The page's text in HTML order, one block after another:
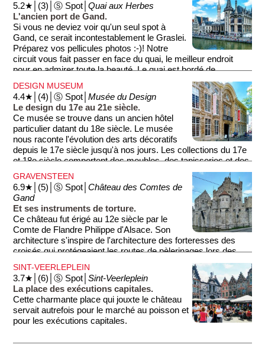
5.2★│(3)│Ⓢ Spot│Quai aux Herbes
L'ancien port de Gand.
Si vous ne deviez voir qu'un seul spot à
Gand, ce serait incontestablement le Graslei.
Préparez vos pellicules photos :-)! Notre
circuit vous fait passer en face du quai, le meilleur endroit
pour en admirer toute la beauté. Le quai est bordé de
ravissantes maisons du 12e au 17e siècle. C'est en fait ici
que se trouvait le port de Gand au Moyen-Âge.
DESIGN MUSEUM
4.4★│(4)│Ⓢ Spot│Musée du Design
Le design du 17e au 21e siècle.
Ce musée se trouve dans un ancien hôtel
particulier datant du 18e siècle. Le musée
nous raconte l'évolution des arts décoratifs
depuis le 17e siècle jusqu'à nos jours. Les collections du 17e
et 18e siècle comportent des meubles, des tapisseries et des
objets décoratifs qui recréent l'ambiance des anciens
intérieurs bourgeois.
GRAVENSTEEN
6.9★│(5)│Ⓢ Spot│Château des Comtes de
Gand
Et ses instruments de torture.
Ce château fut érigé au 12e siècle par le
Comte de Flandre Philippe d'Alsace. Son
architecture s'inspire de l'architecture des forteresses des
croisés qui protégeaient les routes de pèlerinages lors des
croisades. Voir également ''Croisades'' ci-dessous. Le
château possède une ''belle'' collection d'instruments de
torture qui furent notamment utilisés lorsque le château était
utilisé comme prison. Depuis le donjon du château vous
pourrez jouir d'un ravissant panorama sur Gand et les
environs.
SINT-VEERLEPLEIN
3.7★│(6)│Ⓢ Spot│Sint-Veerleplein
La place des exécutions capitales.
Cette charmante place qui jouxte le château
servait autrefois pour le marché au poisson et
pour les exécutions capitales.